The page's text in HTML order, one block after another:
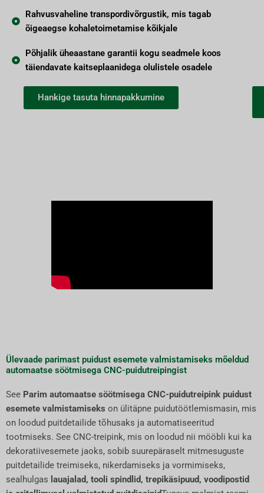
Rahvusvaheline transpordivõrgustik, mis tagab
õigeaegse kohaletoimetamise kõikjale
Põhjalik üheaastane garantii kogu seadmele koos
täiendavate kaitseplaanidega olulistele osadele
Hankige tasuta hinnapakkumine
Ülevaade parimast puidust esemete valmistamiseks mõeldud
automaatse söötmisega CNC-puidutreipingist
See Parim automaatse söötmisega CNC-puidutreipink puidust
esemete valmistamiseks on ülitäpne puidutöötlemismasin, mis
on loodud puitdetailide tõhusaks ja automatiseeritud
tootmiseks. See CNC-treipink, mis on loodud nii mööbli kui ka
dekoratiivesemete jaoks, sobib suurepäraselt mitmesuguste
puitdetailide treimiseks, nikerdamiseks ja vormimiseks,
sealhulgas lauajalad, tooli spindlid, trepikäsipuud, voodipostid